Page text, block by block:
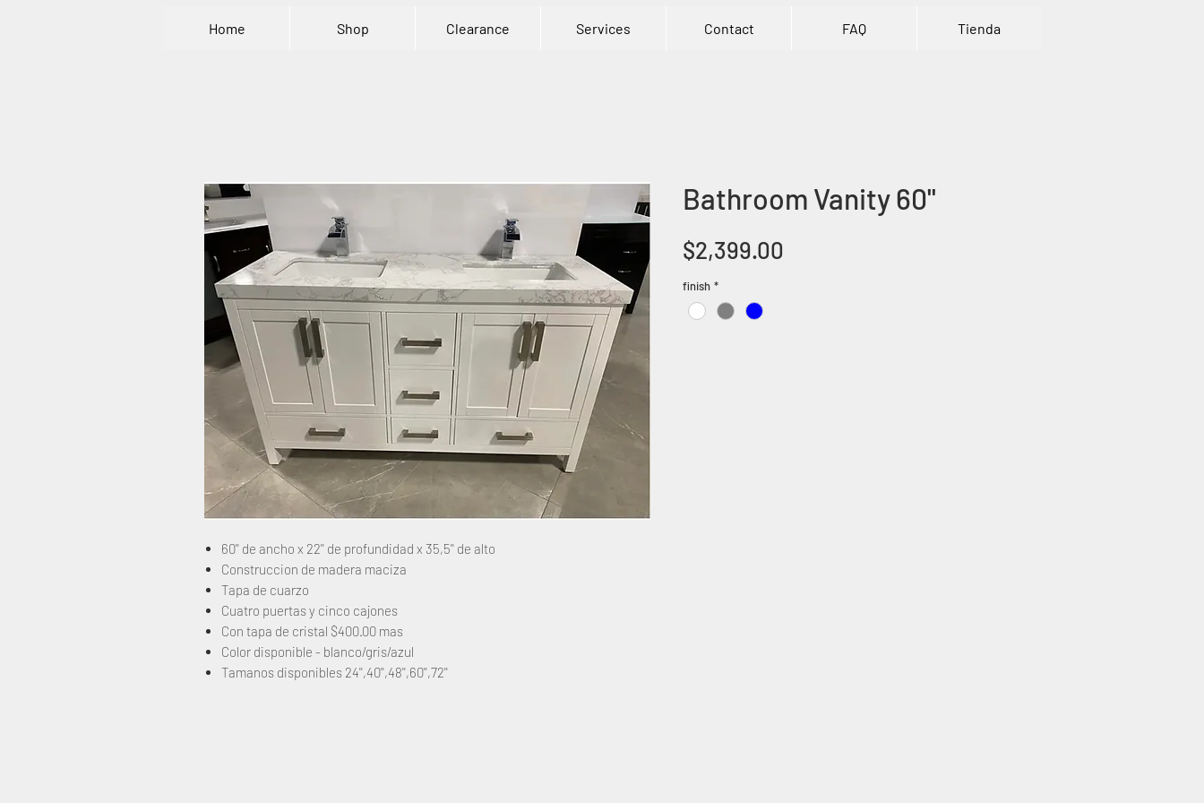
Home Shop Clearance Services Contact FAQ Tienda
60'' de ancho x 22'' de profundidad x 35,5'' de alto
Construccion de madera maciza
Tapa de cuarzo
Cuatro puertas y cinco cajones
Con tapa de cristal $400.00 mas
Color disponible - blanco/gris/azul
Tamanos disponibles 24'',40'',48'',60'',72''
Bathroom Vanity 60''
$2,399.00
finish *